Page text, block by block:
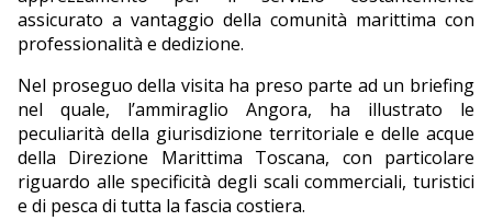
assicurato a vantaggio della comunità marittima con
professionalità e dedizione.
Nel proseguo della visita ha preso parte ad un briefing
nel quale, l’ammiraglio Angora, ha illustrato le
peculiarità della giurisdizione territoriale e delle acque
della Direzione Marittima Toscana, con particolare
riguardo alle specificità degli scali commerciali, turistici
e di pesca di tutta la fascia costiera.